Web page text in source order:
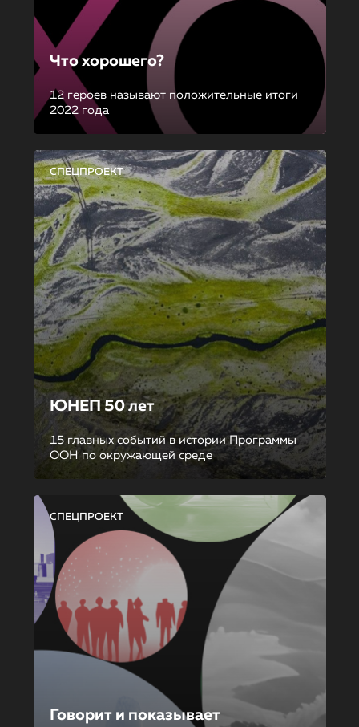
Что хорошего?
12 героев называют положительные итоги
2022 года
СПЕЦПРОЕКТ
ЮНЕП 50 лет
15 главных событий в истории Программы
ООН по окружающей среде
СПЕЦПРОЕКТ
Говорит и показывает